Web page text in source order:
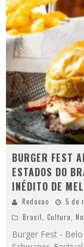
BURGER FEST
ESTADOS DO
INÉDITO DE
Redacao
5 de
Brasil, Cultura,
Burger Fest -